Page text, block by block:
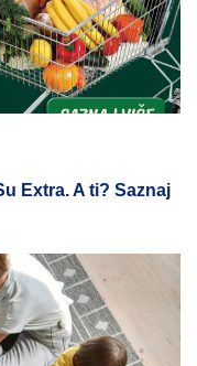
Extra. A ti? Saznaj